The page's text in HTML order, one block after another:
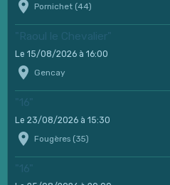
Pornichet (44)
"Raoul le Chevalier"
Le 15/08/2026 à 16:00
Gencay
"16"
Le 23/08/2026 à 15:30
Fougères (35)
"16"